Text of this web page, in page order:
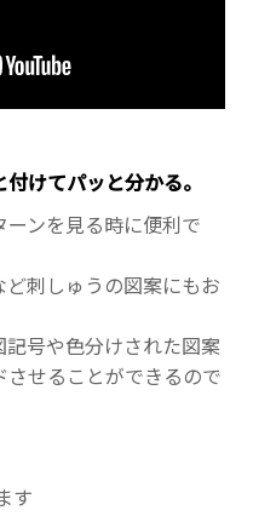
けてパッと分かる。
ンを見る時に便利で
ど刺しゅうの図案にもお
記号や色分けされた図案
せることができるので
す